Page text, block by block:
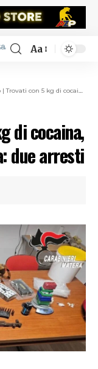
Aa
5 kg di cocaina, hashish e armi da guerra: due arresti
di cocaina,
due arresti